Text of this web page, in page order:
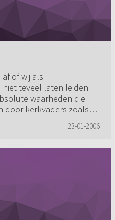
af of wij als
teveel laten leiden
waarheden die
door kerkvaders zoals
23-01-2006